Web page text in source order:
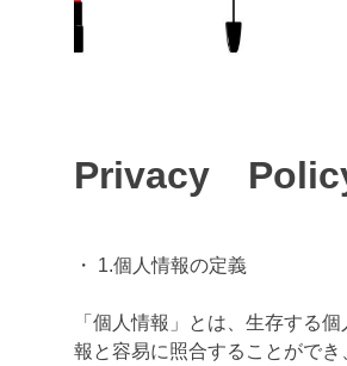
Privacy
・ 1.個人情報の定義
「個人情報」とは、生存する
報と容易に照合することがで